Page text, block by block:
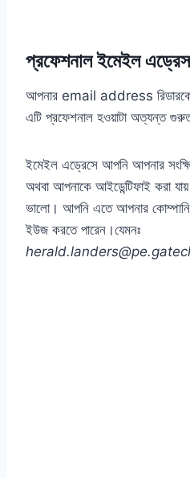
প্রফেশনাল ইমেইল
আপনার email address রিডারকে
এটি প্রফেশনাল হওয়াটা অত্যন্ত
ইমেইল এড্রেসে আপনি আপনার
অথবা আপনাকে আইডেন্টিফাই করা
ভালো। আপনি এতে আপনার কোম্পানি
ইউজ করতে পারেন।যেমনঃ